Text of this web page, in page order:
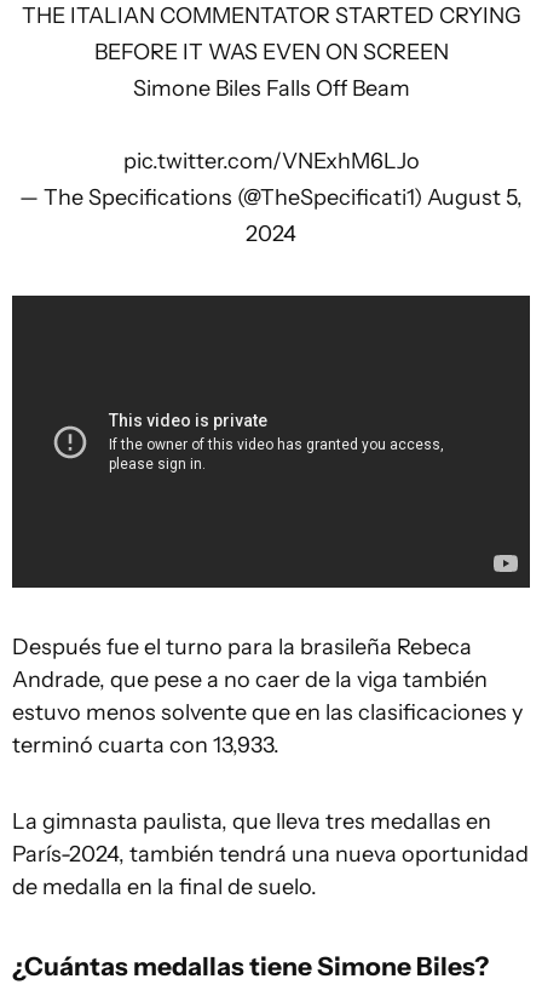
THE ITALIAN COMMENTATOR STARTED CRYING
BEFORE IT WAS EVEN ON SCREEN
Simone Biles Falls Off Beam
pic.twitter.com/VNExhM6LJo
— The Specifications (@TheSpecificati1) August 5,
2024
Después fue el turno para la brasileña Rebeca
Andrade, que pese a no caer de la viga también
estuvo menos solvente que en las clasificaciones y
terminó cuarta con 13,933.
La gimnasta paulista, que lleva tres medallas en
París-2024, también tendrá una nueva oportunidad
de medalla en la final de suelo.
¿Cuántas medallas tiene Simone Biles?